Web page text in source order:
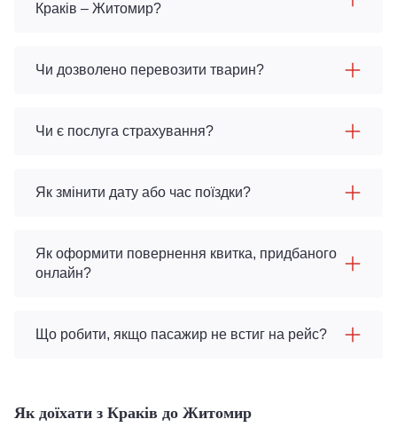
Краків – Житомир?
Чи дозволено перевозити тварин?
Чи є послуга страхування?
Як змінити дату або час поїздки?
Як оформити повернення квитка, придбаного
онлайн?
Що робити, якщо пасажир не встиг на рейс?
Як доїхати з Краків до Житомир